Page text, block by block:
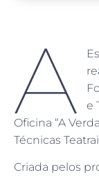
A
e
Oficina “A
Técnicas
Criada pelos